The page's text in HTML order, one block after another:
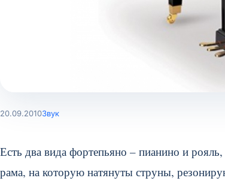
20.09.2010Звук
Есть два вида фортепьяно – пианино и
рама, на которую натянуты струны,